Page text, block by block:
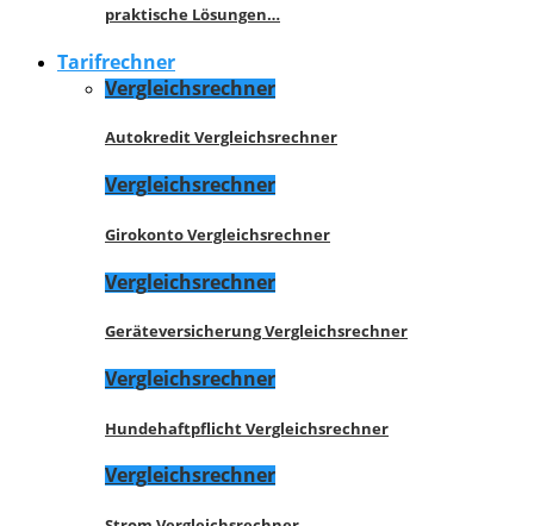
praktische Lösungen…
Tarifrechner
Vergleichsrechner
Autokredit Vergleichsrechner
Vergleichsrechner
Girokonto Vergleichsrechner
Vergleichsrechner
Geräteversicherung Vergleichsrechner
Vergleichsrechner
Hundehaftpflicht Vergleichsrechner
Vergleichsrechner